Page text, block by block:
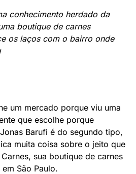
conhecimento herdado da
boutique de carnes
os laços com o bairro onde
um mercado porque viu uma
que escolhe porque
Jonas Barufi é do segundo tipo,
muita coisa sobre o jeito que
sua boutique de carnes
São Paulo.